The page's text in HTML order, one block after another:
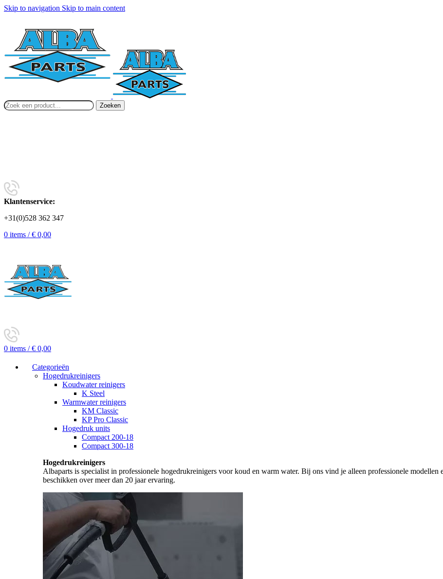
Skip to navigation Skip to main content
Zoeken
Klantenservice:
+31(0)528 362 347
0 items / € 0,00
0 items / € 0,00
Categorieën
Hogedrukreinigers
Koudwater reinigers
K Steel
Warmwater reinigers
KM Classic
KP Pro Classic
Hogedruk units
Compact 200-18
Compact 300-18
Hogedrukreinigers
Albaparts is specialist in professionele hogedrukreinigers voor koud en warm water. Bij ons vind je alleen professionele
beschikken over meer dan 20 jaar ervaring.